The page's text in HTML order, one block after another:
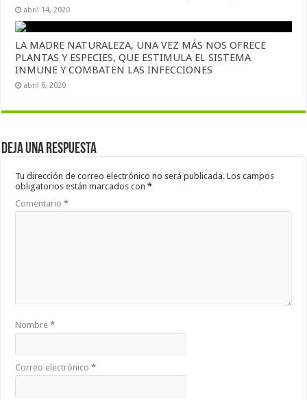
abril 14, 2020
LA MADRE NATURALEZA, UNA VEZ MÁS NOS OFRECE
PLANTAS Y ESPECIES, QUE ESTIMULA EL SISTEMA
INMUNE Y COMBATEN LAS INFECCIONES
abril 6, 2020
Deja una respuesta
Tu dirección de correo electrónico no será publicada. Los campos
obligatorios están marcados con*
Comentario*
Nombre*
Correo electrónico*